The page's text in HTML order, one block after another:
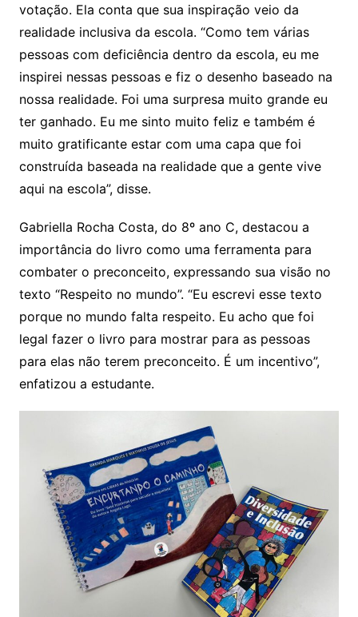
votação. Ela conta que sua inspiração veio da
realidade inclusiva da escola. “Como tem várias
pessoas com deficiência dentro da escola, eu me
inspirei nessas pessoas e fiz o desenho baseado na
nossa realidade. Foi uma surpresa muito grande eu
ter ganhado. Eu me sinto muito feliz e também é
muito gratificante estar com uma capa que foi
construída baseada na realidade que a gente vive
aqui na escola”, disse.
Gabriella Rocha Costa, do 8º ano C, destacou a
importância do livro como uma ferramenta para
combater o preconceito, expressando sua visão no
texto “Respeito no mundo”. “Eu escrevi esse texto
porque no mundo falta respeito. Eu acho que foi
legal fazer o livro para mostrar para as pessoas
para elas não terem preconceito. É um incentivo”,
enfatizou a estudante.